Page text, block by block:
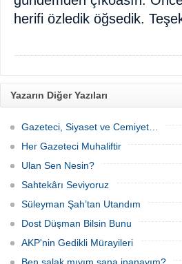
herifi özledik öğsedik.
Yazarın Diğer Yazıları
Gazeteci, Siyaset ve Cemiyet…
Her Gazeteci Muhaliftir
Ulan Sen Nesin?
Sahtekârı Seviyoruz
Süleyman Şah’tan Utandım
Dost Düşman Bilsin Bunu
AKP'nin Gedikli Mürayileri